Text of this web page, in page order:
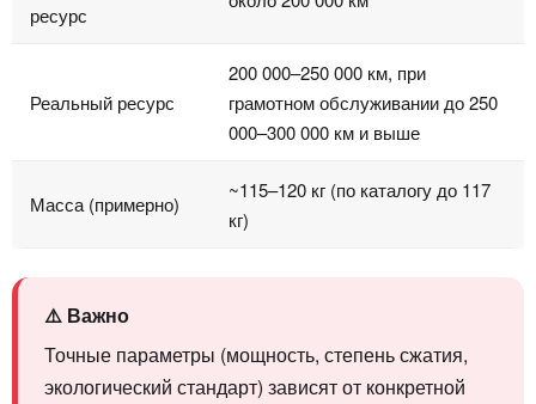
ресурс
Реальный ресурс
200 000–250 000 км, при
грамотном обслуживании до 250
000–300 000 км и выше
Масса (примерно)
~115–120 кг (по каталогу до 117
кг)
⚠️ Важно
Точные параметры (мощность, степень сжатия,
экологический стандарт) зависят от конкретной